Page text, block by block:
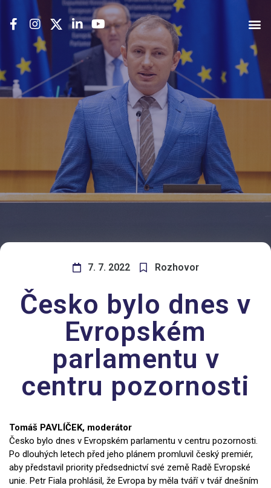
7. 7. 2022 Rozhovor
Česko bylo dnes v
Evropském
parlamentu v
centru pozornosti
Tomáš PAVLÍČEK, moderátor
Česko bylo dnes v Evropském parlamentu v centru pozornosti.
Po dlouhých letech před jeho plánem promluvil český premiér,
aby představil priority předsednictví své země Radě Evropské
unie. Petr Fiala prohlásil, že Evropa by měla tváří v tvář dnešním